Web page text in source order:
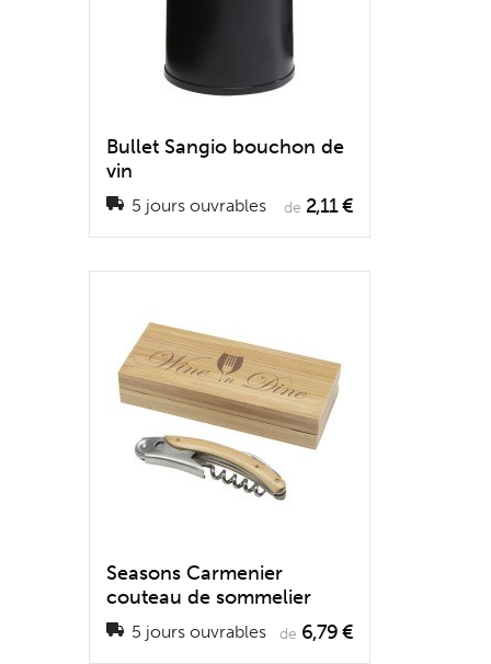
Bullet Sangio bouchon de
vin
5 jours ouvrables de 2,11 €
Seasons Carmenier
couteau de sommelier
5 jours ouvrables de 6,79 €